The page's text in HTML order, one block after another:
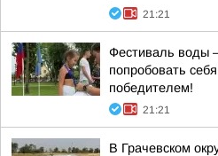
21:21
Фестиваль воды
попробовать
победителем!
21:21
В Грачевском